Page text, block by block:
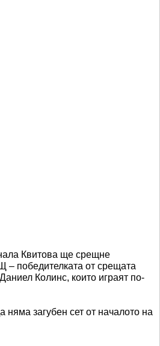
Квитова ще срещне
– победителката от срещата
Колинс, които играят по-
няма загубен сет от началото на